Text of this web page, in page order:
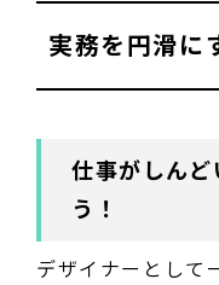
実務を円滑に
仕事がしん
う！
デザイナーとして